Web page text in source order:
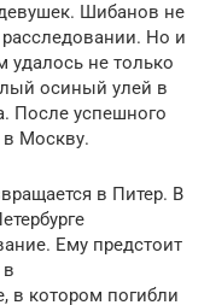
Шибанов не
Но и
удалось не только
осиный улей в
После успешного
в Москву.
в Питер. В
Ему предстоит
в котором погибли